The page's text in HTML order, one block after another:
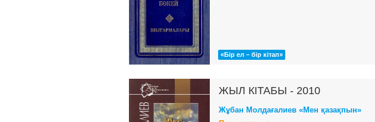
«Бір ел – бір кітап»
ЖЫЛ КІТАБЫ - 2010
Жұбан Молдағалиев «Мен қазақпын»